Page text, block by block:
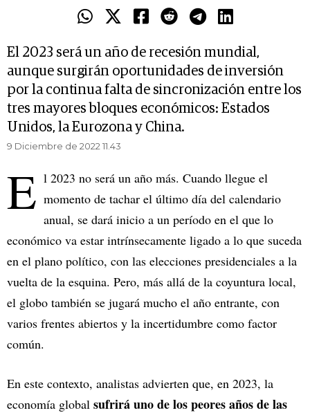
El 2023 será un año de recesión mundial,
aunque surgirán oportunidades de inversión
por la continua falta de sincronización entre los
tres mayores bloques económicos: Estados
Unidos, la Eurozona y China.
9 Diciembre de 2022 11.43
E l 2023 no será un año más. Cuando llegue el
momento de tachar el último día del calendario
anual, se dará inicio a un período en el que lo
económico va estar intrínsecamente ligado a lo que suceda
en el plano político, con las elecciones presidenciales a la
vuelta de la esquina. Pero, más allá de la coyuntura local,
el globo también se jugará mucho el año entrante, con
varios frentes abiertos y la incertidumbre como factor
común.
En este contexto, analistas advierten que, en 2023, la
economía global sufrirá uno de los peores años de las